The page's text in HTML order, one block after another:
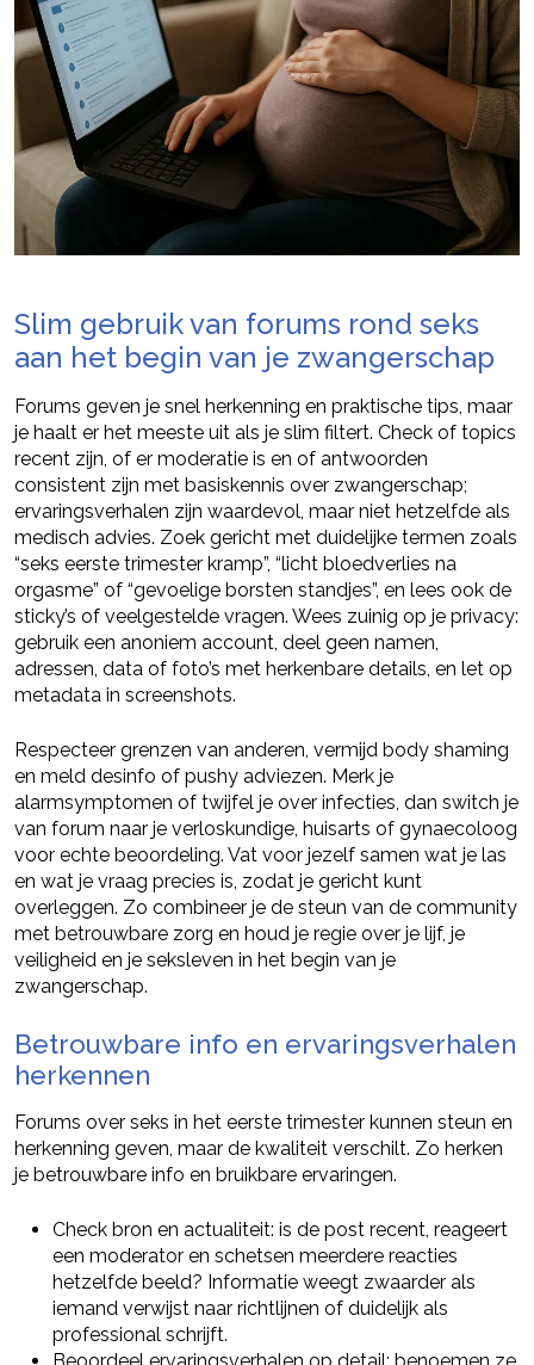
Slim gebruik van forums rond seks
aan het begin van je zwangerschap
Forums geven je snel herkenning en praktische tips, maar
je haalt er het meeste uit als je slim filtert. Check of topics
recent zijn, of er moderatie is en of antwoorden
consistent zijn met basiskennis over zwangerschap;
ervaringsverhalen zijn waardevol, maar niet hetzelfde als
medisch advies. Zoek gericht met duidelijke termen zoals
“seks eerste trimester kramp”, “licht bloedverlies na
orgasme” of “gevoelige borsten standjes”, en lees ook de
sticky’s of veelgestelde vragen. Wees zuinig op je privacy:
gebruik een anoniem account, deel geen namen,
adressen, data of foto’s met herkenbare details, en let op
metadata in screenshots.
Respecteer grenzen van anderen, vermijd body shaming
en meld desinfo of pushy adviezen. Merk je
alarmsymptomen of twijfel je over infecties, dan switch je
van forum naar je verloskundige, huisarts of gynaecoloog
voor echte beoordeling. Vat voor jezelf samen wat je las
en wat je vraag precies is, zodat je gericht kunt
overleggen. Zo combineer je de steun van de community
met betrouwbare zorg en houd je regie over je lijf, je
veiligheid en je seksleven in het begin van je
zwangerschap.
Betrouwbare info en ervaringsverhalen
herkennen
Forums over seks in het eerste trimester kunnen steun en
herkenning geven, maar de kwaliteit verschilt. Zo herken
je betrouwbare info en bruikbare ervaringen.
Check bron en actualiteit: is de post recent, reageert
een moderator en schetsen meerdere reacties
hetzelfde beeld? Informatie weegt zwaarder als
iemand verwijst naar richtlijnen of duidelijk als
professional schrijft.
Beoordeel ervaringsverhalen op detail: benoemen ze